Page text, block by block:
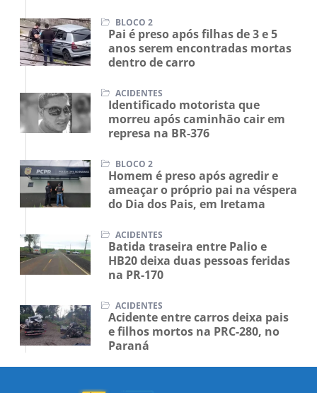
BLOCO 2
Pai é preso após filhas de 3 e 5
anos serem encontradas mortas
dentro de carro
ACIDENTES
Identificado motorista que
morreu após caminhão cair em
represa na BR-376
BLOCO 2
Homem é preso após agredir e
ameaçar o próprio pai na véspera
do Dia dos Pais, em Iretama
ACIDENTES
Batida traseira entre Palio e
HB20 deixa duas pessoas feridas
na PR-170
ACIDENTES
Acidente entre carros deixa pais
e filhos mortos na PRC-280, no
Paraná